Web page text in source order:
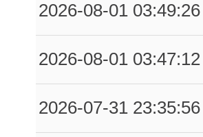
2026-08-01 03:49:26
2026-08-01 03:47:12
2026-07-31 23:35:56